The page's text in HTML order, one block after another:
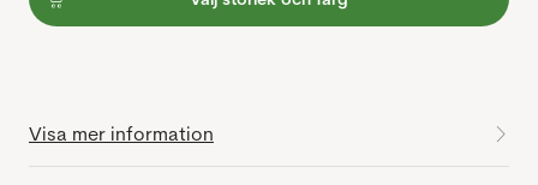
Visa mer information